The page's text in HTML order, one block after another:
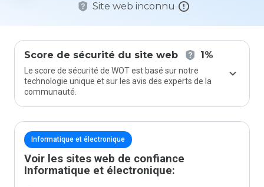
Site web inconnu
Score de sécurité du site web 1%
Le score de sécurité de WOT est basé sur notre
technologie unique et sur les avis des experts de la
communauté.
Informatique et électronique
Voir les sites web de confiance
Informatique et électronique: